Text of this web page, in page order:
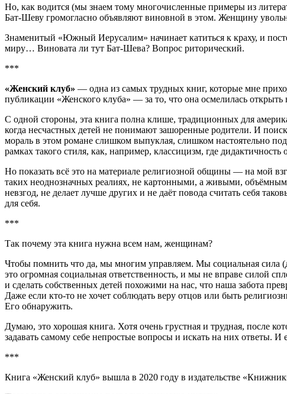
Но, как водится (мы знаем тому многочисленные примеры из
Бат-Шеву громогласно объявляют виновной в этом. Женщину
Знаменитый «Южный Иерусалим» начинает катиться к краху, и
миру… Виновата ли тут Бат-Шева? Вопрос риторический.
***
«Женский клуб» — одна из самых трудных книг, которые мне
публикации «Женского клуба» — за то, что она осмелилась
С одной стороны, эта книга полна клише, традиционных для
когда несчастных детей не понимают зашоренные родители. И
мораль в этом романе слишком выпуклая, слишком настоятельно
рамках такого стиля, как, например, классицизм, где дидактичность
Но показать всё это на материале религиозной общины — на мой
таких неоднозначных реалиях, не картонными, а живыми,
невзгод, не делает лучше других и не даёт повода считать себя
для себя.
***
Так почему эта книга нужна всем нам, женщинам?
Чтобы помнить что да, мы многим управляем. Мы социальная сила
это огромная социальная ответственность, и мы не вправе силой
и сделать собственных детей похожими на нас, что наша забота
Даже если кто-то не хочет соблюдать веру отцов или быть
Его обнаружить.
Думаю, это хорошая книга. Хотя очень грустная и трудная, после
задавать самому себе непростые вопросы и искать на них ответы.
***
Книга «Женский клуб» вышла в 2020 году в издательстве